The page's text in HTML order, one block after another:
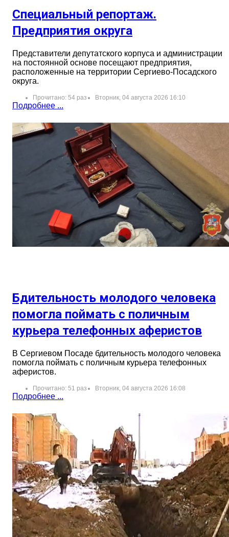
Специальный репортаж.
Предприятия округа
Представители депутатского корпуса и администрации
на постоянной основе посещают предприятия,
расположенные на территории Сергиево-Посадского
округа.
Прочитано: 54 раз Вторник, 04 августа 2026 16:10
Подробнее ...
Бдительность молодого человека
помогла поймать с поличным
курьера телефонных аферистов
В Сергиевом Посаде бдительность молодого человека
помогла поймать с поличным курьера телефонных
аферистов.
Прочитано: 51 раз Вторник, 04 августа 2026 16:08
Подробнее ...